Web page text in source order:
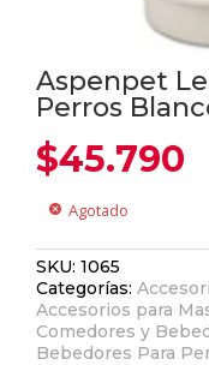
Aspenpet
Perros
$45.790
cancel Agotado
SKU:1065
Categorías:
Accesorios para
Comedores y
Bebedores Para